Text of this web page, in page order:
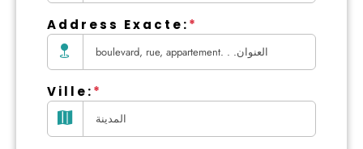
Address Exacte:*
Ville:*